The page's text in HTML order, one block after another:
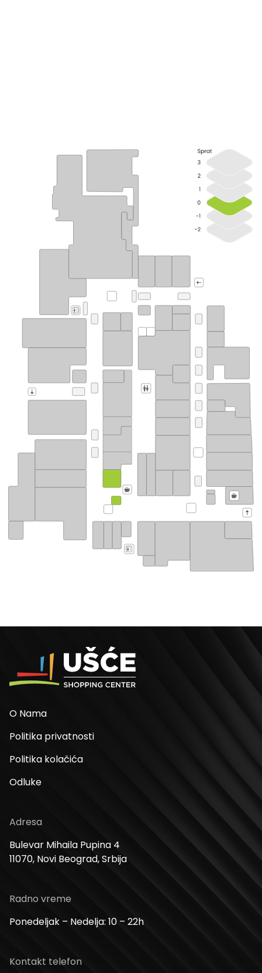
O Nama
Politika privatnosti
Politika kolačića
Odluke
Adresa
Bulevar Mihaila Pupina 4
11070, Novi Beograd, Srbija
Radno vreme
Ponedeljak – Nedelja: 10 – 22h
Kontakt telefon